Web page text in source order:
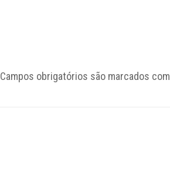
Campos obrigatórios são marcados com